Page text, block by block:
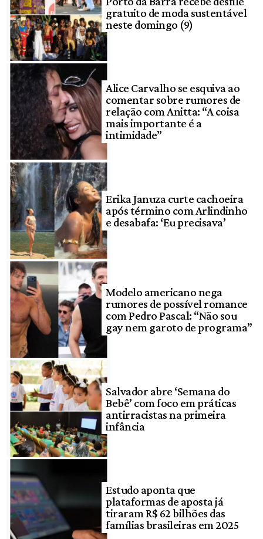
gratuito de moda sustentável
neste domingo (9)
Alice Carvalho se esquiva ao
comentar sobre rumores de
relação com Anitta: “A coisa
mais importante é a
intimidade”
Erika Januza curte cachoeira
após término com Arlindinho
e desabafa: ‘Eu precisava’
Modelo americano nega
rumores de possível romance
com Pedro Pascal: “Não sou
gay nem garoto de programa”
Salvador abre ‘Semana do
Bebê’ com foco em práticas
antirracistas na primeira
infância
Estudo aponta que
plataformas de aposta já
tiraram R$ 62 bilhões das
famílias brasileiras em 2025